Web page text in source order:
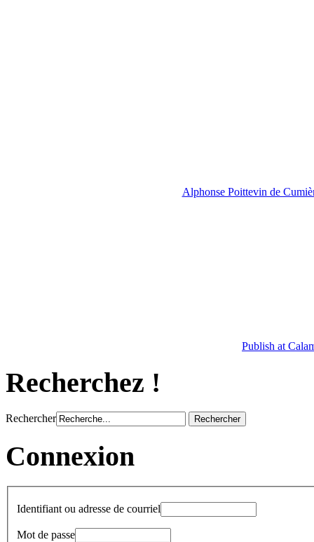
Alphonse Poittevin de
Publish at
Recherchez !
Rechercher
Connexion
Identifiant ou adresse de courriel
Mot de passe